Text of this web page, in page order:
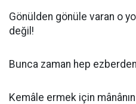
Gönülden gönüle varan o
değil!
Bunca zaman hep
Kemâle ermek için